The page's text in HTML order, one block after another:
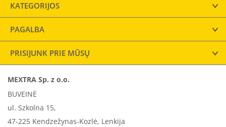
KATEGORIJOS
PAGALBA
PRISIJUNK PRIE MŪSŲ
MEXTRA Sp. z o.o.
BUVEINĖ
ul. Szkolna 15,
47-225 Kendzežynas-Kozlė, Lenkija